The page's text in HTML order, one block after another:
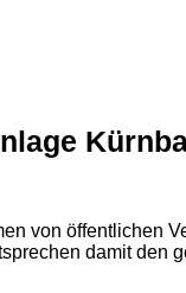
von öffentlichen
damit den